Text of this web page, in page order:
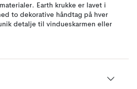
Earth krukke er lavet i
to dekorative håndtag på hver
detalje til vindueskarmen eller